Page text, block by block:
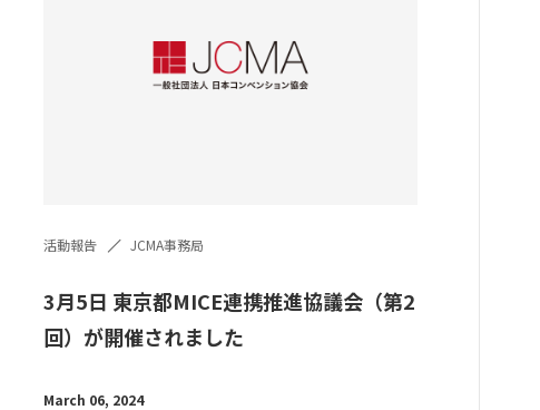
活動報告 JCMA事務局
3月5日 東京都MICE連携推進協議会（第2
回）が開催されました
March 06, 2024